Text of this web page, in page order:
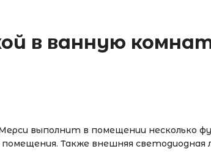
в ванную
выполнит в помещении несколько
Также внешняя